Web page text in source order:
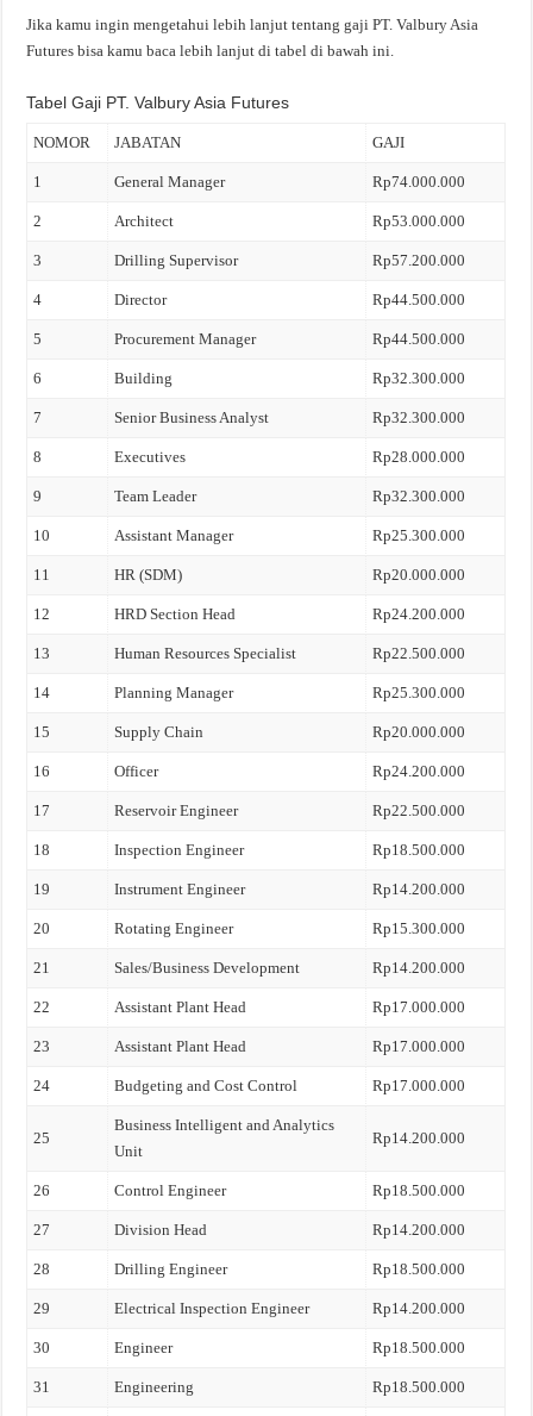
Jika kamu ingin mengetahui lebih lanjut tentang gaji PT. Valbury Asia
Futures bisa kamu baca lebih lanjut di tabel di bawah ini.
Tabel Gaji PT. Valbury Asia Futures
NOMOR JABATAN GAJI
1 General Manager Rp74.000.000
2 Architect Rp53.000.000
3 Drilling Supervisor Rp57.200.000
4 Director Rp44.500.000
5 Procurement Manager Rp44.500.000
6 Building Rp32.300.000
7 Senior Business Analyst Rp32.300.000
8 Executives Rp28.000.000
9 Team Leader Rp32.300.000
10 Assistant Manager Rp25.300.000
11 HR (SDM) Rp20.000.000
12 HRD Section Head Rp24.200.000
13 Human Resources Specialist Rp22.500.000
14 Planning Manager Rp25.300.000
15 Supply Chain Rp20.000.000
16 Officer Rp24.200.000
17 Reservoir Engineer Rp22.500.000
18 Inspection Engineer Rp18.500.000
19 Instrument Engineer Rp14.200.000
20 Rotating Engineer Rp15.300.000
21 Sales/Business Development Rp14.200.000
22 Assistant Plant Head Rp17.000.000
23 Assistant Plant Head Rp17.000.000
24 Budgeting and Cost Control Rp17.000.000
25
Business Intelligent and Analytics
Unit
Rp14.200.000
26 Control Engineer Rp18.500.000
27 Division Head Rp14.200.000
28 Drilling Engineer Rp18.500.000
29 Electrical Inspection Engineer Rp14.200.000
30 Engineer Rp18.500.000
31 Engineering Rp18.500.000